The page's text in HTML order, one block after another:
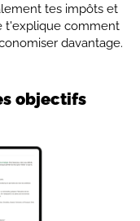
tes impôts et
t'explique comment
davantage.
objectifs